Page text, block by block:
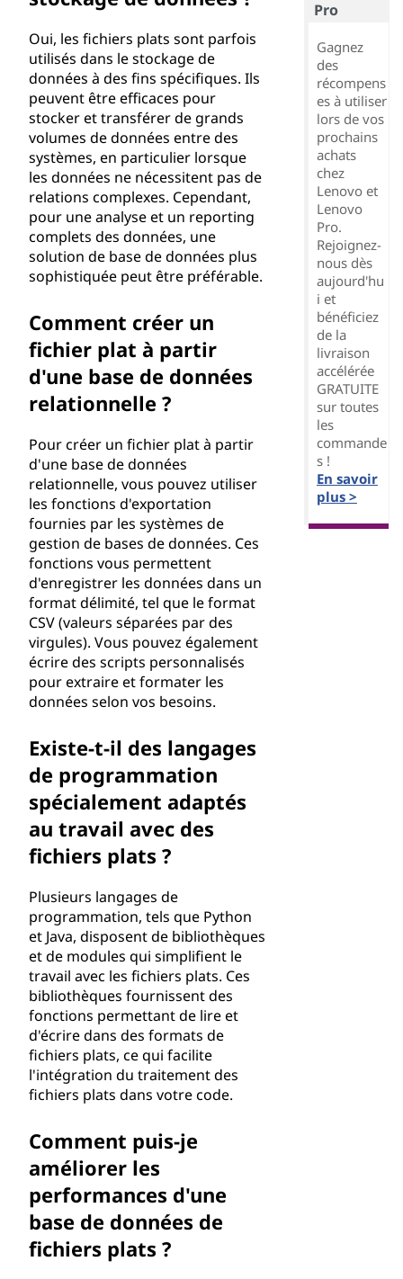
Oui, les fichiers plats sont parfois
utilisés dans le stockage de
données à des fins spécifiques. Ils
peuvent être efficaces pour
stocker et transférer de grands
volumes de données entre des
systèmes, en particulier lorsque
les données ne nécessitent pas de
relations complexes. Cependant,
pour une analyse et un reporting
complets des données, une
solution de base de données plus
sophistiquée peut être préférable.
Comment créer un
fichier plat à partir
d'une base de données
relationnelle ?
Pour créer un fichier plat à partir
d'une base de données
relationnelle, vous pouvez utiliser
les fonctions d'exportation
fournies par les systèmes de
gestion de bases de données. Ces
fonctions vous permettent
d'enregistrer les données dans un
format délimité, tel que le format
CSV (valeurs séparées par des
virgules). Vous pouvez également
écrire des scripts personnalisés
pour extraire et formater les
données selon vos besoins.
Existe-t-il des langages
de programmation
spécialement adaptés
au travail avec des
fichiers plats ?
Plusieurs langages de
programmation, tels que Python
et Java, disposent de bibliothèques
et de modules qui simplifient le
travail avec les fichiers plats. Ces
bibliothèques fournissent des
fonctions permettant de lire et
d'écrire dans des formats de
fichiers plats, ce qui facilite
l'intégration du traitement des
fichiers plats dans votre code.
Comment puis-je
améliorer les
performances d'une
base de données de
fichiers plats ?
Pro
Gagnez
des
récompens
es à utiliser
lors de vos
prochains
achats
chez
Lenovo et
Lenovo
Pro.
Rejoignez-
nous dès
aujourd'hu
i et
bénéficiez
de la
livraison
accélérée
GRATUITE
sur toutes
les
commande
s !
En savoir
plus >